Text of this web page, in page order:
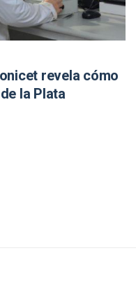
revela cómo
la Plata